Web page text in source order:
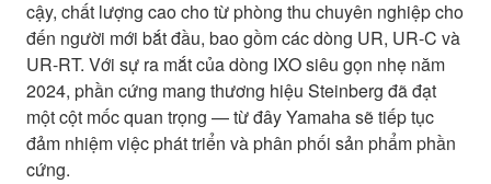
cậy, chất lượng cao cho từ phòng thu chuyên nghiệp cho
đến người mới bắt đầu, bao gồm các dòng UR, UR-C và
UR-RT. Với sự ra mắt của dòng IXO siêu gọn nhẹ năm
2024, phần cứng mang thương hiệu Steinberg đã đạt
một cột mốc quan trọng — từ đây Yamaha sẽ tiếp tục
đảm nhiệm việc phát triển và phân phối sản phẩm phần
cứng.